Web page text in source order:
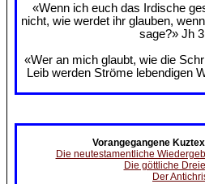
«Wenn ich euch das Irdische
nicht, wie werdet ihr glauben,
sage?» Jh
«Wer an mich glaubt, wie die
Leib werden Ströme lebendigen
Vorangegangene
Die neutestamentliche
Die göttliche
Der